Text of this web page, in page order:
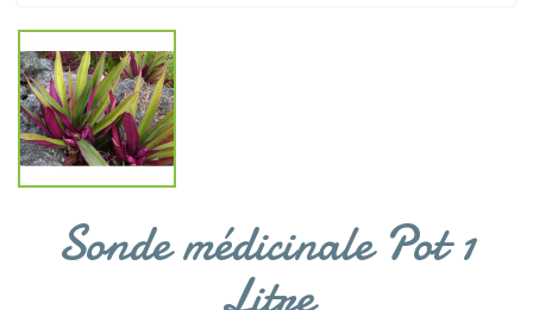
Sonde médicinale Pot 1
Litre